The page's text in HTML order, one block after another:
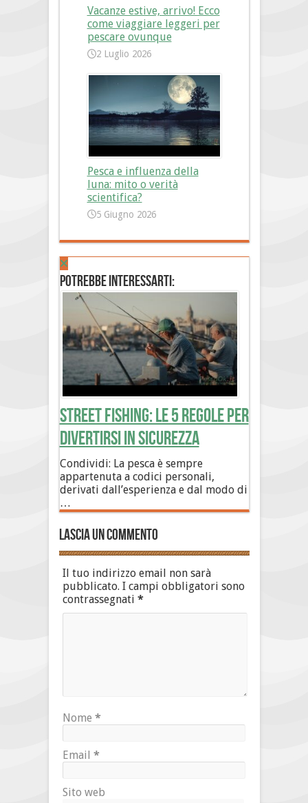
Vacanze estive, arrivo! Ecco
come viaggiare leggeri per
pescare ovunque
2 Luglio 2026
Pesca e influenza della
luna: mito o verità
scientifica?
5 Giugno 2026
Potrebbe interessarti:
Street Fishing: le 5 regole per
divertirsi in sicurezza
Condividi: La pesca è sempre
appartenuta a codici personali,
derivati dall’esperienza e dal modo di
…
Lascia un commento
Il tuo indirizzo email non sarà
pubblicato. I campi obbligatori sono
contrassegnati *
Nome *
Email *
Sito web